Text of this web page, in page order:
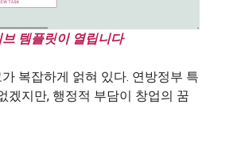
템플릿이 열립니다
복잡하게 얽혀 있다. 연방정부 특
겠지만, 행정적 부담이 창업의 꿈